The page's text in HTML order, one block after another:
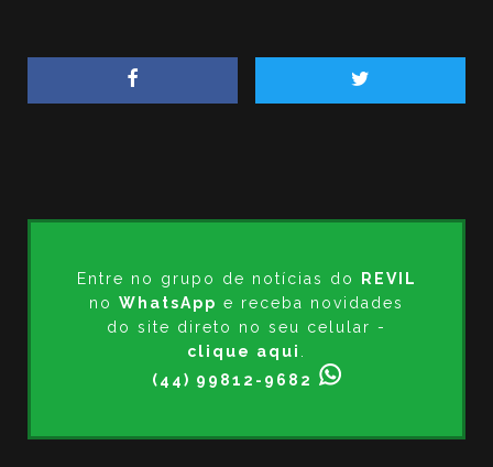
Entre no grupo de notícias do
REVIL
no WhatsApp e receba novidades
do site direto no seu celular -
clique aqui
(44) 99812-9682